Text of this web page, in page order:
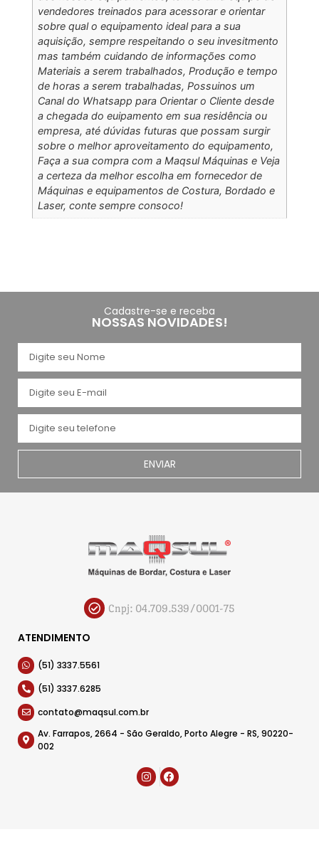
vendedores treinados para acessorar e orientar
sobre qual o equipamento ideal para a sua
aquisição, sempre respeitando o seu invesitmento
mas também cuidando de informações como
Materiais a serem trabalhados, Produção e tempo
de horas a serem trabalhadas, Possuinos um
Canal do Whatsapp para Orientar o Cliente desde
a chegada do euipamento em sua residência ou
empresa, até dúvidas futuras que possam surgir
sobre o melhor aproveitamento do equipamento,
Faça a sua compra com a Maqsul Máquinas e Veja
a certeza da melhor escolha em fornecedor de
Máquinas e equipamentos de Costura, Bordado e
Laser, conte sempre consoco!
Cadastre-se e receba
NOSSAS NOVIDADES!
ENVIAR
Cnpj: 04.709.539/0001-75
ATENDIMENTO
(51) 3337.5561
(51) 3337.6285
contato@maqsul.com.br
Av. Farrapos, 2664 - São Geraldo, Porto Alegre - RS, 90220-
002